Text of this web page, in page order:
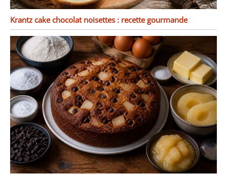
Krantz cake chocolat noisettes : recette gourmande